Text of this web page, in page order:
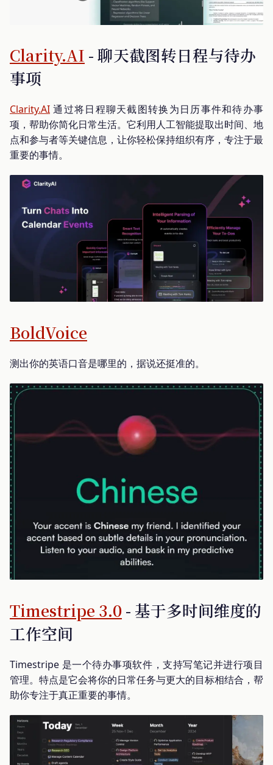
Clarity.AI - 聊天截图转日程与待办
事项
Clarity.AI 通过将日程聊天截图转换为日历事件和待办事
项，帮助你简化日常生活。它利用人工智能提取出时间、地
点和参与者等关键信息，让你轻松保持组织有序，专注于最
重要的事情。
BoldVoice
测出你的英语口音是哪里的，据说还挺准的。
Timestripe 3.0 - 基于多时间维度的
工作空间
Timestripe 是一个待办事项软件，支持写笔记并进行项目
管理。特点是它会将你的日常任务与更大的目标相结合，帮
助你专注于真正重要的事情。